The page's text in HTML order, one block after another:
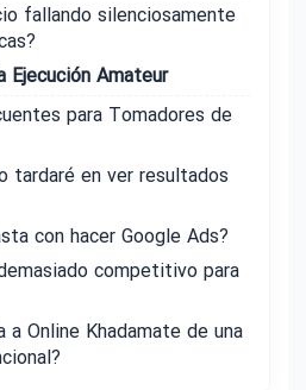
fallando silenciosamente
Ejecución Amateur
para Tomadores de
tardaré en ver resultados
con hacer Google Ads?
competitivo para
a Online Khadamate de una